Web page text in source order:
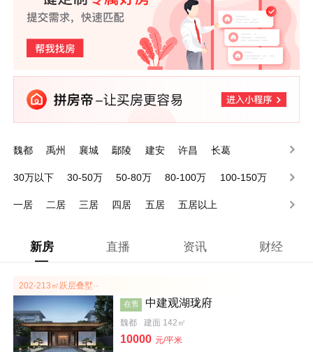
魏都 禹州 襄城 鄢陵 建安 许昌 长葛
30万以下 30-50万 50-80万 80-100万
100-150万
一居
二居 三居 四居 五居 五居以上
新房 直播 资讯 财经
202-213㎡跃层叠墅··
在售 中建观湖珑府
魏都 建面 142㎡
10000 元/平米